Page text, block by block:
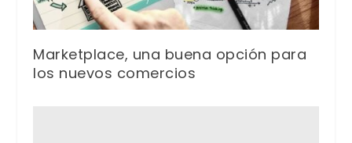
Marketplace, una buena opción para
los nuevos comercios